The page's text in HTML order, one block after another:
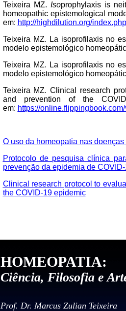
Teixeira MZ. Isoprophylaxis is
homeopathic epistemological
em: http://highdilution.org/
Teixeira MZ. La isoprofilaxis no
modelo epistemológico
Teixeira MZ. La isoprofilaxis no
modelo epistemológico
Teixeira MZ. Clinical research
and prevention of the
em: https://
O uso da homeopatia nas
Protocolo de pesquisa clínica
prevenção da epidemia de
Clinical research protocol to
the COVID-19 epidemic
HOMEOPATIA:
Ciência, Filosofia e
Prof. Dr. Marcus Zulian Teixeira